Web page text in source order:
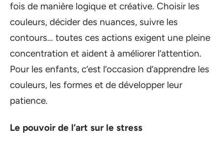
fois de manière logique et créative. Choisir les
couleurs, décider des nuances, suivre les
contours… toutes ces actions exigent une pleine
concentration et aident à améliorer l’attention.
Pour les enfants, c’est l’occasion d’apprendre les
couleurs, les formes et de développer leur
patience.
Le pouvoir de l’art sur le stress